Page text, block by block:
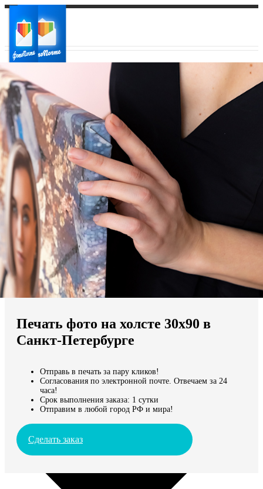
Ваш город:
Ваш регион доставки
Выберите из списка:
Мы доставляем по всему миру
Продолжить без города
Печать фото на холсте 30х90 в
Санкт-Петербурге
Отправь в печать за пару кликов!
Согласования по электронной почте. Отвечаем за 24
часа!
Срок выполнения заказа: 1 сутки
Отправим в любой город РФ и мира!
Сделать заказ